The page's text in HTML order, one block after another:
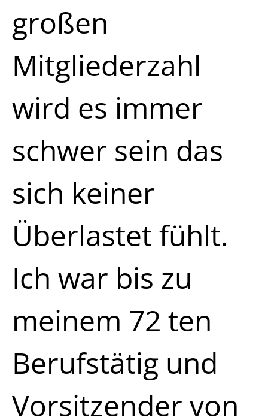
großen
Mitgliederzahl
wird es immer
schwer sein das
sich keiner
Überlastet fühlt.
Ich war bis zu
meinem 72 ten
Berufstätig und
Vorsitzender von